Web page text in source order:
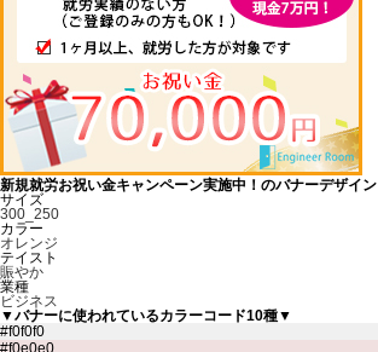
新規就労お祝い金キャンペーン実施中！のバナーデザイン
サイズ
300_250
カラー
オレンジ
テイスト
賑やか
業種
ビジネス
▼バナーに使われているカラーコード10種▼